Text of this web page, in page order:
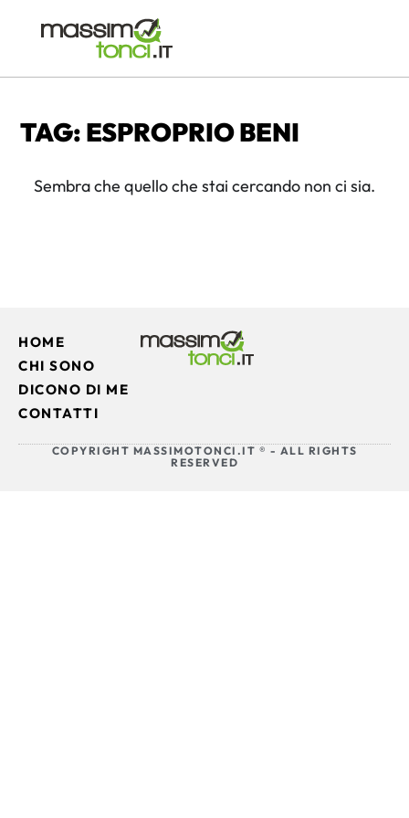
TAG: ESPROPRIO BENI
Sembra che quello che stai cercando non ci sia.
HOME
CHI SONO
DICONO DI ME
CONTATTI
COPYRIGHT MASSIMOTONCI.IT ® - ALL RIGHTS
RESERVED